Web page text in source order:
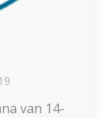
van 14-